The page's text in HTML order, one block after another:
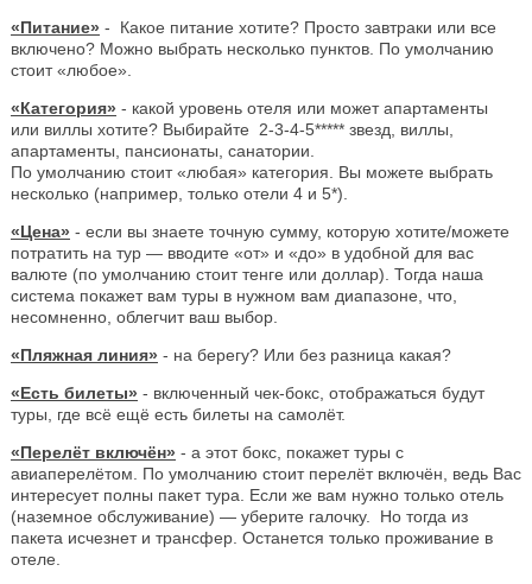
«Питание» - Какое питание хотите? Просто завтраки или все
включено? Можно выбрать несколько пунктов. По умолчанию
стоит «любое».
«Категория» - какой уровень отеля или может апартаменты
или виллы хотите? Выбирайте 2-3-4-5***** звезд, виллы,
апартаменты, пансионаты, санатории.
По умолчанию стоит «любая» категория. Вы можете выбрать
несколько (например, только отели 4 и 5*).
«Цена» - если вы знаете точную сумму, которую хотите/можете
потратить на тур — вводите «от» и «до» в удобной для вас
валюте (по умолчанию стоит тенге или доллар). Тогда наша
система покажет вам туры в нужном вам диапазоне, что,
несомненно, облегчит ваш выбор.
«Пляжная линия» - на берегу? Или без разница какая?
«Есть билеты» - включенный чек-бокс, отображаться будут
туры, где всё ещё есть билеты на самолёт.
«Перелёт включён» - а этот бокс, покажет туры с
авиаперелётом. По умолчанию стоит перелёт включён, ведь Вас
интересует полны пакет тура. Если же вам нужно только отель
(наземное обслуживание) — уберите галочку. Но тогда из
пакета исчезнет и трансфер. Останется только проживание в
отеле.